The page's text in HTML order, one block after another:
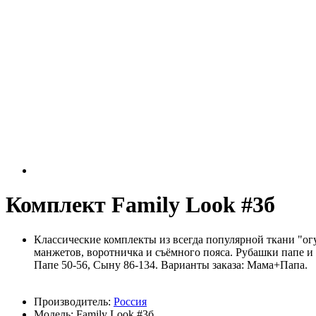
Комплект Family Look #3б
Классические комплекты из всегда популярной ткани
манжетов, воротничка и съёмного пояса. Рубашки папе
Папе 50-56, Сыну 86-134. Варианты заказа: Мама+Папа.
Производитель: Россия